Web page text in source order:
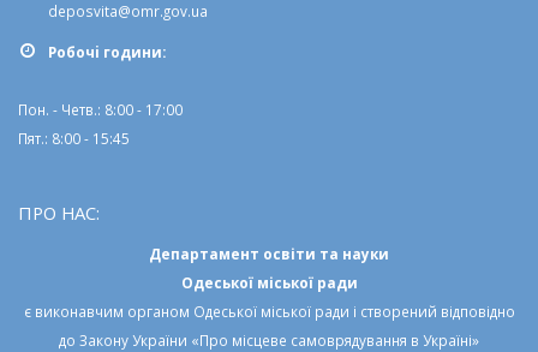
deposvita@omr.gov.ua
Робочi години:
Пон. - Четв.: 8:00 - 17:00
Пят.: 8:00 - 15:45
ПРО НАС:
Департамент освіти та науки
Одеської міської ради
є виконавчим органом Одеської міської ради і створений відповідно
до Закону України «Про місцеве самоврядування в Україні»